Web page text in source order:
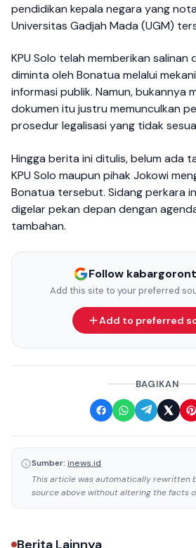
pendidikan kepala negara yang
Universitas Gadjah Mada (UGM)
KPU Solo telah memberikan salinan
diminta oleh Bonatua melalui
informasi publik. Namun, bukannya
dokumen itu justru memunculkan
prosedur legalisasi yang tidak
Hingga berita ini ditulis, belum ada
KPU Solo maupun pihak Jokowi
Bonatua tersebut. Sidang perkara
digelar pekan depan dengan
tambahan.
Follow
Add this site to your preferred
Add to preferred
BAGIKAN
Sumber: inews.id
This article was automatically rewritten
source above without altering the facts
Berita Lainnya